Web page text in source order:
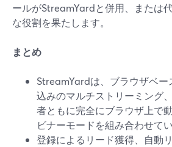
ールがStreamYardと併用、または
な役割を果たします。
まとめ
StreamYardは、ブラウザベー
込みのマルチストリーミング
者ともに完全にブラウザ上で
ビナーモードを組み合わせて
登録によるリード獲得、自動